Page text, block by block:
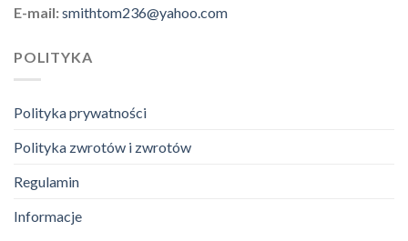
E-mail:smithtom236@yahoo.com
POLITYKA
Polityka prywatności
Polityka zwrotów i zwrotów
Regulamin
Informacje